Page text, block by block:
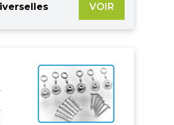
VOIR